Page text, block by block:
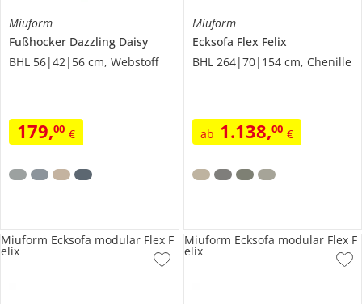
Miuform
Fußhocker Dazzling Daisy
BHL 56|42|56 cm, Webstoff
179,00 €
Miuform
Ecksofa Flex Felix
BHL 264|70|154 cm, Chenille
ab 1.138,00 €
Miuform Ecksofa modular Flex F
elix
Miuform Ecksofa modular Flex F
elix